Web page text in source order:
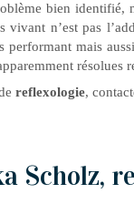
bien identifié,
vivant n’est pas
performant mais
résolues
reflexologie,
Scholz,